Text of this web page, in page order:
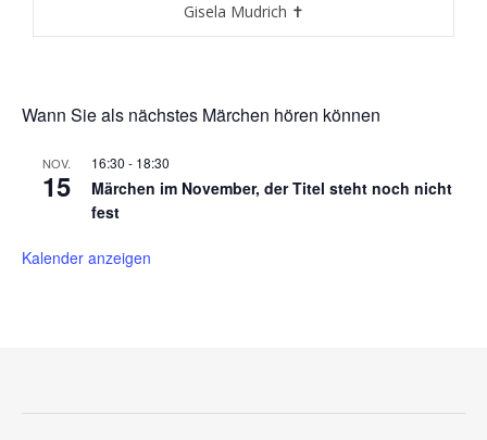
Gisela Mudrich ✝
Wann Sie als nächstes Märchen hören können
NOV.
15
16:30 - 18:30
Märchen im November, der Titel steht noch nicht
fest
Kalender anzeigen